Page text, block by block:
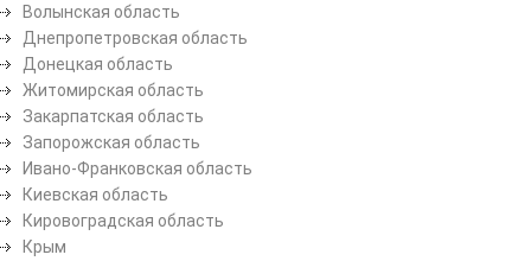
Волынская область
Днепропетровская область
Донецкая область
Житомирская область
Закарпатская область
Запорожская область
Ивано-Франковская область
Киевская область
Кировоградская область
Крым